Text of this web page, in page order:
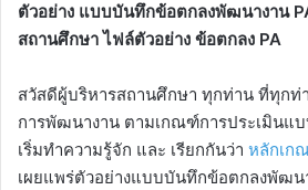
ตัวอย่าง แบบบันทึกข้อตกลงพัฒนางาน
สถานศึกษา ไฟล์ตัวอย่าง ข้อตกลง PA
สวัสดีผู้บริหารสถานศึกษา ทุกท่าน ที่ทุกท่
การพัฒนางาน ตามเกณฑ์การประเมินแบ
เริ่มทำความรู้จัก และ เรียกกันว่า หลักเก
เผยแพร่ตัวอย่างแบบบันทึกข้อตกลงพัฒน